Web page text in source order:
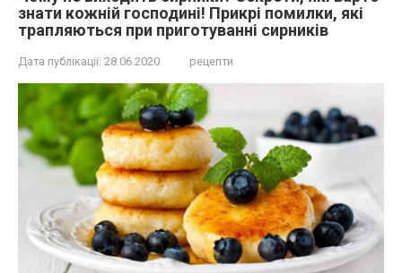
знати кожній господині! Прикрі помилки, які
трапляються при приготуванні сирників
Дата публікації: 28.06.2020 рецепти